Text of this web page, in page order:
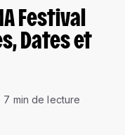
Festival
Dates et
7 min de lecture